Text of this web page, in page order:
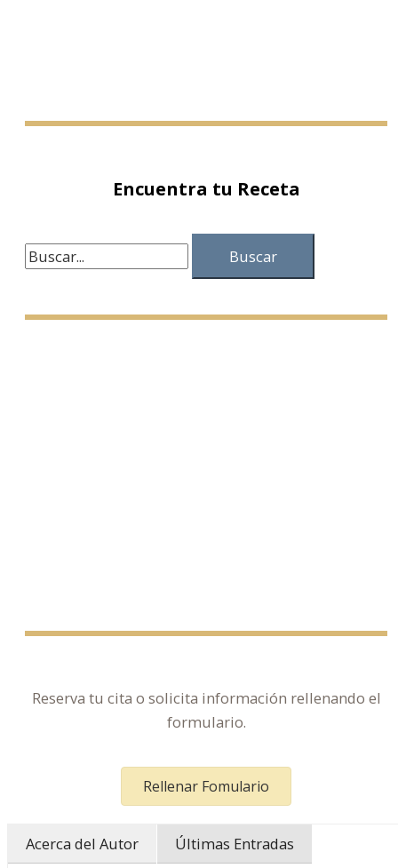
Encuentra tu Receta
Reserva tu cita o solicita información rellenando el
formulario.
Rellenar Fomulario
Acerca del Autor Últimas Entradas